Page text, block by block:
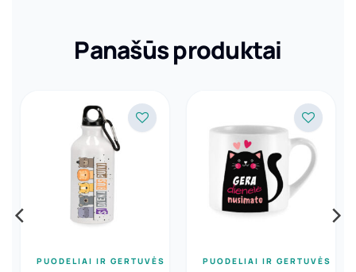
Panašūs produktai
PUODELIAI IR GERTUVĖS PUODELIAI IR GERTUVĖS